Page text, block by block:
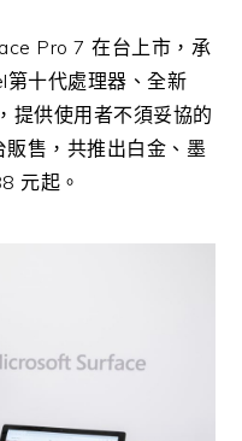
Pro 7 在台上市，承
十代處理器、全新
提供使用者不須妥協的
售，共推出白金、墨
元起。